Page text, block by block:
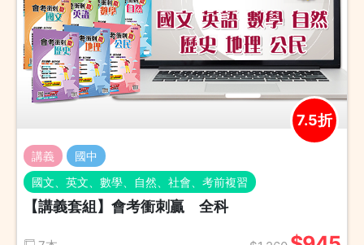
7.5折
講義
國中
國文、英文、數學、自然、社會、考前複習
【講義套組】會考衝刺贏 全科